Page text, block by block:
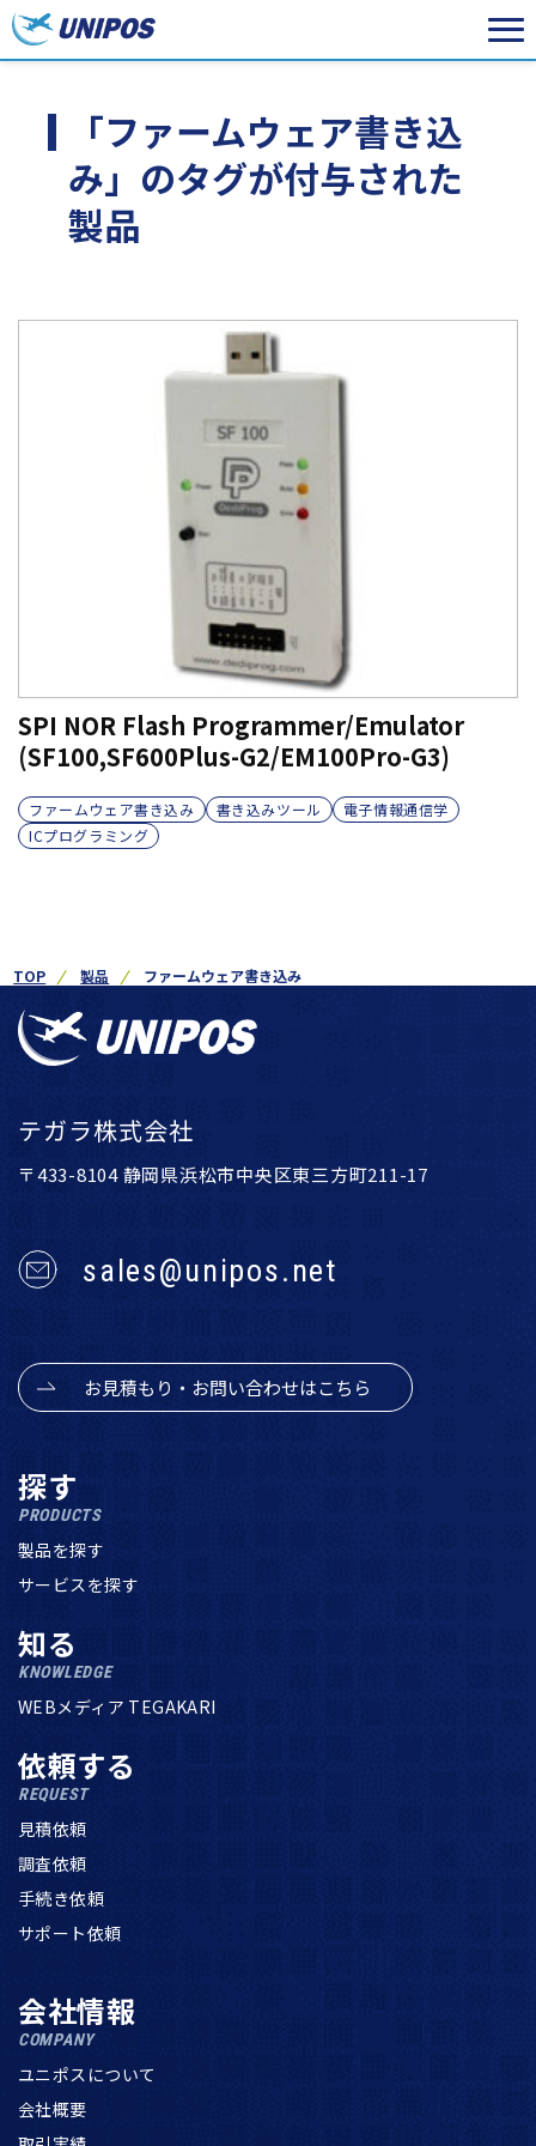
「ファームウェア書き込
み」のタグが付与された
製品
SPI NOR Flash Programmer/Emulator
(SF100,SF600Plus-G2/EM100Pro-G3)
ファームウェア書き込み 書き込みツール
電子情報通信学
ICプログラミング
TOP 製品 ファームウェア書き込み
テガラ株式会社
〒433-8104 静岡県浜松市中央区東三方町211-17
sales@unipos.net
お見積もり・お問い合わせはこちら
探す
PRODUCTS
製品を探す
サービスを探す
知る
KNOWLEDGE
WEBメディア TEGAKARI
依頼する
REQUEST
見積依頼
調査依頼
手続き依頼
サポート依頼
会社情報
COMPANY
ユニポスについて
会社概要